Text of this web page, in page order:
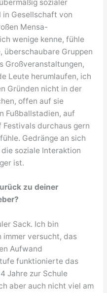
sozialer
in Gesellschaft von
Mensa-
wenige kenne, fühle
überschaubare Gruppen
Großveranstaltungen,
Leute herumlaufen, ich
Gründen nicht in der
offen auf sie
Fußballstadien, auf
durchaus gern
Gedränge an sich
soziale Interaktion
ist.
zu deiner
Sack. Ich bin
immer versucht, das
Aufwand
funktionierte das
Jahre zur Schule
aber auch nicht viel am